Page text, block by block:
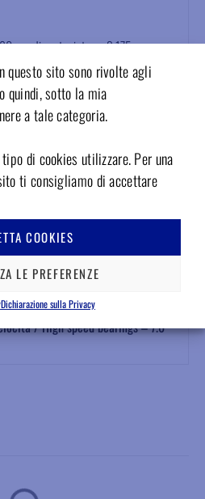
questo sito sono rivolte agli
quindi, sotto la mia
a tale categoria.
di cookies utilizzare. Per una
ti consigliamo di accettare
COOKIES
LE PREFERENZE
Dichiarazione sulla Privacy
diametro interno 3.175mm,
DRM13A6
/ High speed bearings – 7.6